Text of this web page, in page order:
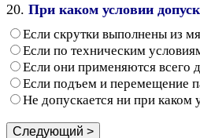
20. При каком условии
Если скрутки выполнены из
Если по техническим
Если они применяются всего
Если подъем и перемещение
Не допускается ни при каком